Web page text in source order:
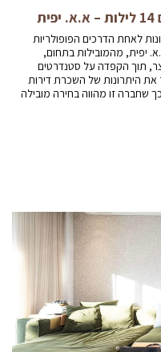
לאחת הדרכים הפופולריות
יפית, מהמובילות בתחום,
תוך הקפדה על סטנדרטים
היתרונות של השכרת דירות
זו מהווה בחירה מובילה